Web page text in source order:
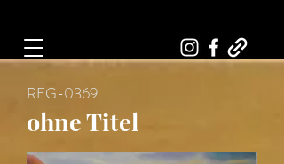
REG-0369
ohne Titel